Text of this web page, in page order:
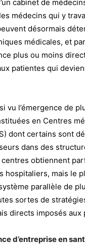
cabinet de
médecins qui y
désormais
médicales, et
plus ou moins
patientes qui
vu l’émergence de
en Centres
dont certains sont
dans des
obtiennent
hospitaliers, mais le
parallèle de
sortes de
directs imposés aux
d’entreprise en